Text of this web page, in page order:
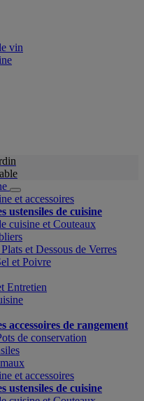
vin
et accessoires
ustensiles de cuisine
cuisine et Couteaux
et Dessous de Verres
et Poivre
Entretien
accessoires de rangement
de conservation
et accessoires
ustensiles de cuisine